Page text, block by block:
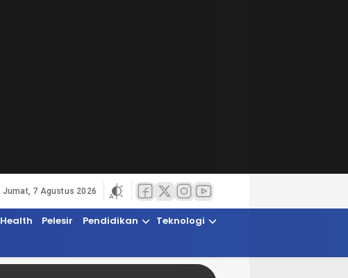
Jumat, 7 Agustus 2026
Health Pelesir Pendidikan
Teknologi